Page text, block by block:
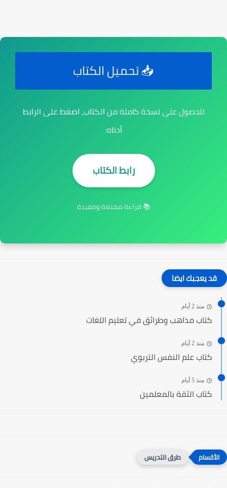
📥 تحميل الكتاب
للحصول على نسخة كاملة من الكتاب، اضغط على الرابط
أدناه:
رابط الكتاب
📚 قراءة ممتعة ومفيدة
قد يعجبك ايضا
منذ 2 أيام
كتاب مذاهب وطرائق في تعليم اللغات
منذ 2 أيام
كتاب علم النفس التربوي
منذ 5 أيام
كتاب الثقة بالمعلمين
طرق التدريس